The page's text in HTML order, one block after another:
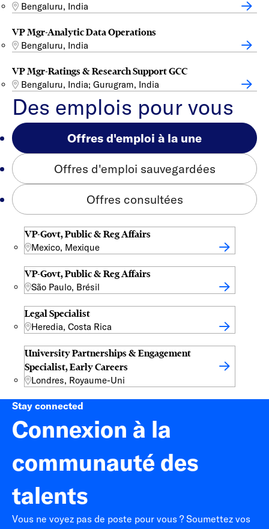
Bengaluru, India
VP Mgr-Analytic Data Operations
Bengaluru, India
VP Mgr-Ratings & Research Support GCC
Bengaluru, India; Gurugram, India
Des emplois pour vous
Offres d'emploi à la une
Offres d'emploi sauvegardées
Offres consultées
VP-Govt, Public & Reg Affairs
Mexico, Mexique
VP-Govt, Public & Reg Affairs
São Paulo, Brésil
Legal Specialist
Heredia, Costa Rica
University Partnerships & Engagement
Specialist, Early Careers
Londres, Royaume-Uni
Stay connected
Connexion à la
communauté des
talents
Vous ne voyez pas de poste pour vous ? Soumettez vos